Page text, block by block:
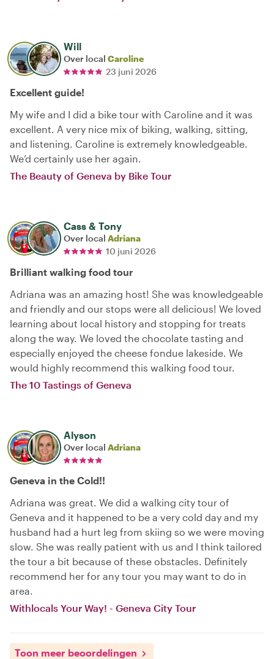
Will
Over local Caroline
23 juni 2026
Excellent guide!
My wife and I did a bike tour with Caroline and it was
excellent. A very nice mix of biking, walking, sitting,
and listening. Caroline is extremely knowledgeable.
We’d certainly use her again.
The Beauty of Geneva by Bike Tour
Cass & Tony
Over local Adriana
10 juni 2026
Brilliant walking food tour
Adriana was an amazing host! She was knowledgeable
and friendly and our stops were all delicious! We loved
learning about local history and stopping for treats
along the way. We loved the chocolate tasting and
especially enjoyed the cheese fondue lakeside. We
would highly recommend this walking food tour.
The 10 Tastings of Geneva
Alyson
Over local Adriana
Geneva in the Cold!!
Adriana was great. We did a walking city tour of
Geneva and it happened to be a very cold day and my
husband had a hurt leg from skiing so we were moving
slow. She was really patient with us and I think tailored
the tour a bit because of these obstacles. Definitely
recommend her for any tour you may want to do in
area.
Withlocals Your Way! - Geneva City Tour
Toon meer beoordelingen